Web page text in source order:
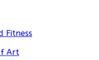
Fitness
Art